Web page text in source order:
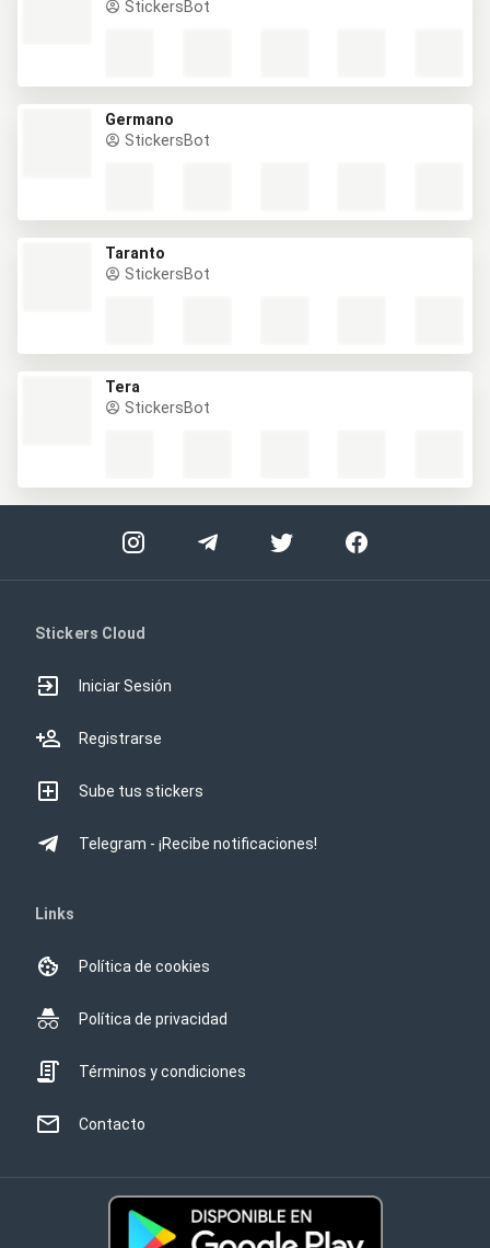
StickersBot
Germano
StickersBot
Taranto
StickersBot
Tera
StickersBot
Stickers Cloud
Iniciar Sesión
Registrarse
Sube tus stickers
Telegram - ¡Recibe notificaciones!
Links
Política de cookies
Política de privacidad
Términos y condiciones
Contacto